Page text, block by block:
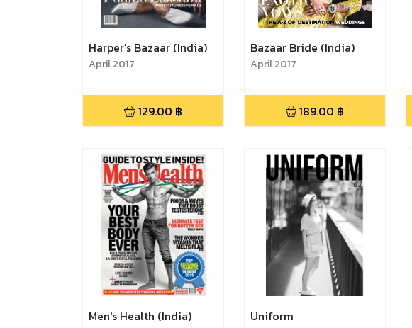
Harper's Bazaar (India)
April 2017
129.00 ฿
Bazaar Bride (India)
April 2017
189.00 ฿
Men's Health (India) Uniform